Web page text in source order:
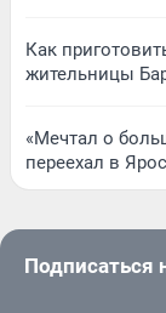
Как
жительницы
«Мечтал о
переехал в
Подписаться